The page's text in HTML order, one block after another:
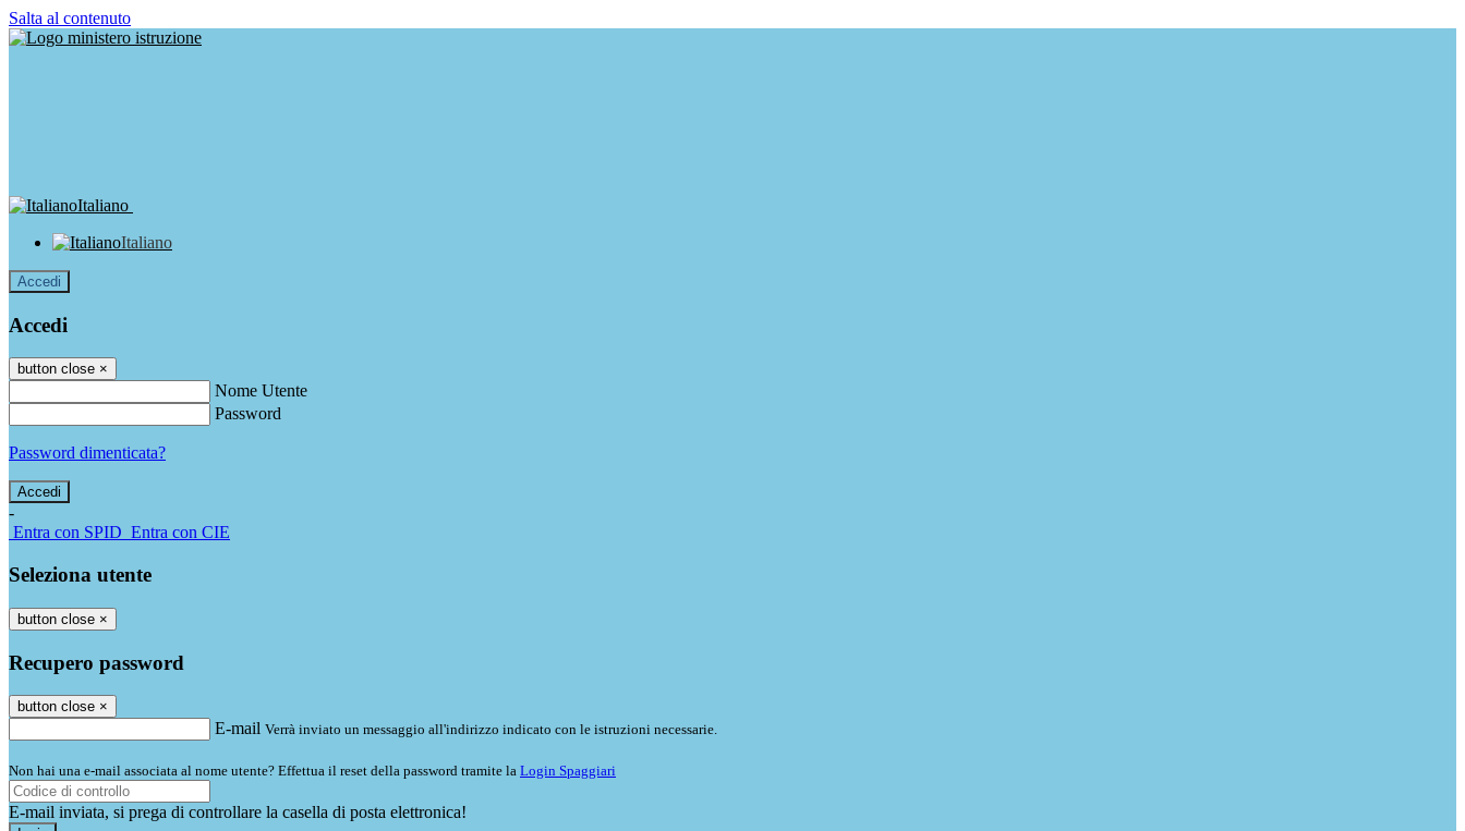
Salta al contenuto
Italiano
Italiano
Accedi
Accedi
button close ×
Nome Utente
Password
Password dimenticata?
-
Entra con SPID Entra con CIE
Seleziona utente
button close ×
Recupero password
button close ×
E-mail Verrà inviato un messaggio all'indirizzo indicato con le istruzioni necessarie.
Non hai una e-mail associata al nome utente? Effettua il reset della password tramite la Login Spaggiari
E-mail inviata, si prega di controllare la casella di posta elettronica!